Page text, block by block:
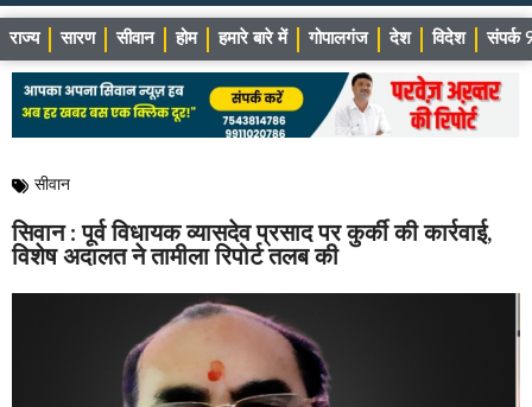
राज्य सारण सीवान होम हमारे बारे में गोपालगंज देश विदेश संपर्क
सीवान
सिवान : पूर्व विधायक व्यासदेव प्रसाद पर कुर्की की कार्रवाई,
विशेष अदालत ने तामीला रिपोर्ट तलब की